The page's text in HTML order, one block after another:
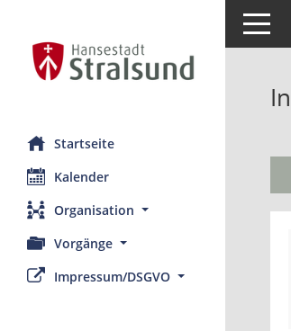
Startseite
Kalender
Organisation
Vorgänge
Impressum/DSGVO
Toggle